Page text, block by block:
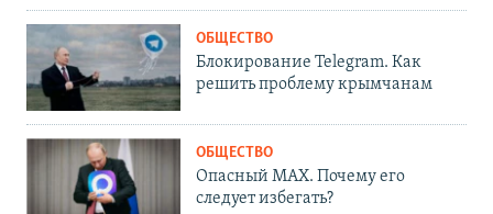
ОБЩЕСТВО
Блокирование Telegram. Как
решить проблему крымчанам
ОБЩЕСТВО
Опасный MAX. Почему его
следует избегать?